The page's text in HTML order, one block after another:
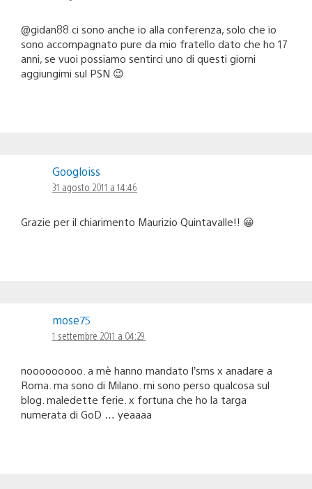
@gidan88 ci sono anche io alla conferenza, solo che io
sono accompagnato pure da mio fratello dato che ho 17
anni, se vuoi possiamo sentirci uno di questi giorni
aggiungimi sul PSN 😉
Googloiss
31 agosto 2011 a 14:46
Grazie per il chiarimento Maurizio Quintavalle!! 😀
mose75
1 settembre 2011 a 04:29
nooooooooo. a mè hanno mandato l’sms x anadare a
Roma. ma sono di Milano. mi sono perso qualcosa sul
blog. maledette ferie. x fortuna che ho la targa
numerata di GoD … yeaaaa